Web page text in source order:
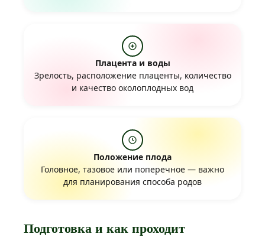
Плацента и воды
Зрелость, расположение плаценты, количество
и качество околоплодных вод
Положение плода
Головное, тазовое или поперечное — важно
для планирования способа родов
Подготовка и как проходит